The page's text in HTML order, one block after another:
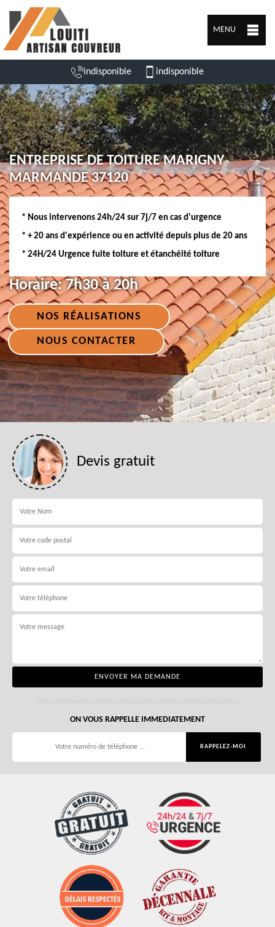
MENU
indisponible indisponible
ENTREPRISE DE TOITURE MARIGNY
MARMANDE 37120
* Nous intervenons 24h/24 sur 7j/7 en cas d'urgence
* + 20 ans d'expérience ou en activité depuis plus de 20 ans
* 24H/24 Urgence fuite toiture et étanchéité toiture
Horaire:7h30 à 20h
NOS RÉALISATIONS
NOUS CONTACTER
Devis gratuit
ON VOUS RAPPELLE IMMEDIATEMENT